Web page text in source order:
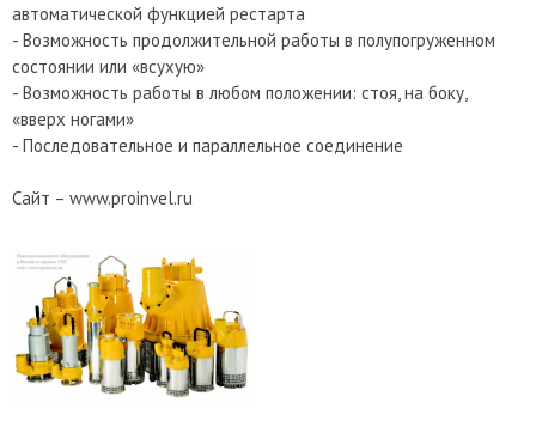
автоматической функцией рестарта
- Возможность продолжительной работы в полупогруженном
состоянии или «всухую»
- Возможность работы в любом положении: стоя, на боку,
«вверх ногами»
- Последовательное и параллельное соединение
Сайт – www.proinvel.ru